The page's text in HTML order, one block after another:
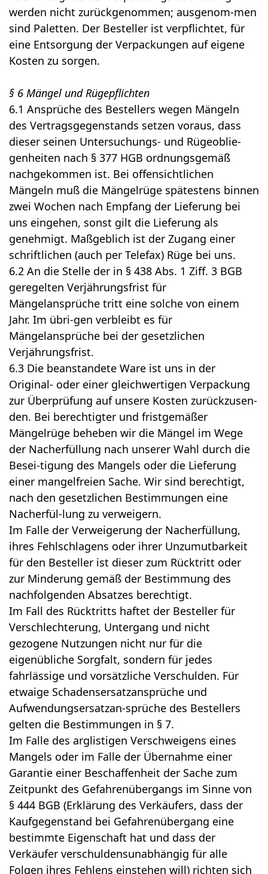
werden nicht zurückgenommen; ausgenom-men
sind Paletten. Der Besteller ist verpflichtet, für
eine Entsorgung der Verpackungen auf eigene
Kosten zu sorgen.
§ 6 Mängel und Rügepflichten
6.1 Ansprüche des Bestellers wegen Mängeln
des Vertragsgegenstands setzen voraus, dass
dieser seinen Untersuchungs- und Rügeoblie-
genheiten nach § 377 HGB ordnungsgemäß
nachgekommen ist. Bei offensichtlichen
Mängeln muß die Mängelrüge spätestens binnen
zwei Wochen nach Empfang der Lieferung bei
uns eingehen, sonst gilt die Lieferung als
genehmigt. Maßgeblich ist der Zugang einer
schriftlichen (auch per Telefax) Rüge bei uns.
6.2 An die Stelle der in § 438 Abs. 1 Ziff. 3 BGB
geregelten Verjährungsfrist für
Mängelansprüche tritt eine solche von einem
Jahr. Im übri-gen verbleibt es für
Mängelansprüche bei der gesetzlichen
Verjährungsfrist.
6.3 Die beanstandete Ware ist uns in der
Original- oder einer gleichwertigen Verpackung
zur Überprüfung auf unsere Kosten zurückzusen-
den. Bei berechtigter und fristgemäßer
Mängelrüge beheben wir die Mängel im Wege
der Nacherfüllung nach unserer Wahl durch die
Besei-tigung des Mangels oder die Lieferung
einer mangelfreien Sache. Wir sind berechtigt,
nach den gesetzlichen Bestimmungen eine
Nacherfül-lung zu verweigern.
Im Falle der Verweigerung der Nacherfüllung,
ihres Fehlschlagens oder ihrer Unzumutbarkeit
für den Besteller ist dieser zum Rücktritt oder
zur Minderung gemäß der Bestimmung des
nachfolgenden Absatzes berechtigt.
Im Fall des Rücktritts haftet der Besteller für
Verschlechterung, Untergang und nicht
gezogene Nutzungen nicht nur für die
eigenübliche Sorgfalt, sondern für jedes
fahrlässige und vorsätzliche Verschulden. Für
etwaige Schadensersatzansprüche und
Aufwendungsersatzan-sprüche des Bestellers
gelten die Bestimmungen in § 7.
Im Falle des arglistigen Verschweigens eines
Mangels oder im Falle der Übernahme einer
Garantie einer Beschaffenheit der Sache zum
Zeitpunkt des Gefahrenübergangs im Sinne von
§ 444 BGB (Erklärung des Verkäufers, dass der
Kaufgegenstand bei Gefahrenübergang eine
bestimmte Eigenschaft hat und dass der
Verkäufer verschuldensunabhängig für alle
Folgen ihres Fehlens einstehen will) richten sich